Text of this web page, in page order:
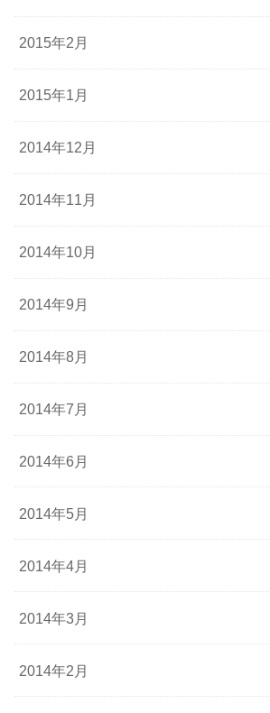
2015年2月
2015年1月
2014年12月
2014年11月
2014年10月
2014年9月
2014年8月
2014年7月
2014年6月
2014年5月
2014年4月
2014年3月
2014年2月